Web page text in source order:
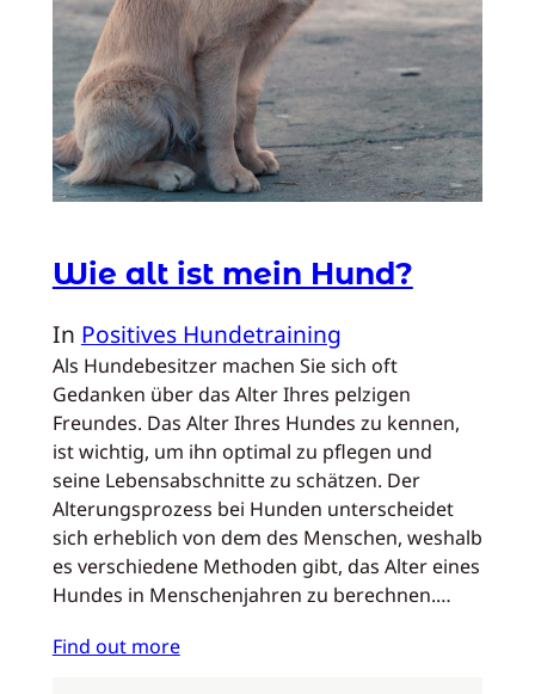
Wie alt ist mein Hund?
In Positives Hundetraining
Als Hundebesitzer machen Sie sich oft
Gedanken über das Alter Ihres pelzigen
Freundes. Das Alter Ihres Hundes zu kennen,
ist wichtig, um ihn optimal zu pflegen und
seine Lebensabschnitte zu schätzen. Der
Alterungsprozess bei Hunden unterscheidet
sich erheblich von dem des Menschen, weshalb
es verschiedene Methoden gibt, das Alter eines
Hundes in Menschenjahren zu berechnen.…
Find out more